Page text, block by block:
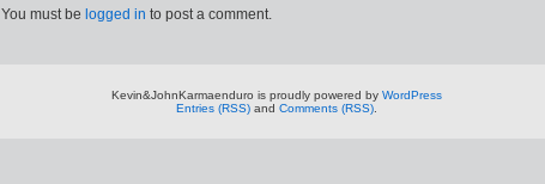
You must be logged in to post a comment.
Kevin&JohnKarmaenduro is proudly powered by WordPress
Entries (RSS) and Comments (RSS)